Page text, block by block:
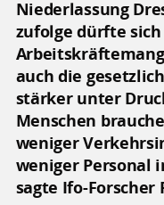
Niederlassung
zufolge dürfte
auch die
stärker unter
Menschen
weniger
weniger Personal
sagte Ifo-Forscher